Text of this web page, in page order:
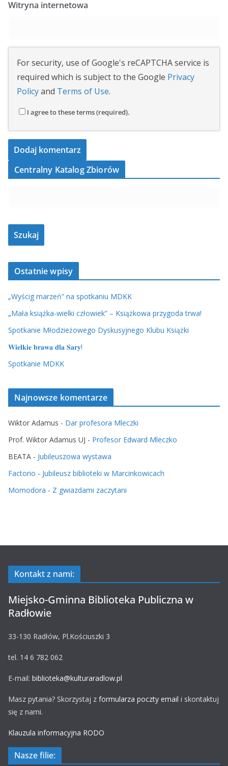
Witryna internetowa
For security, use of Google's reCAPTCHA service is
required which is subject to the Google Privacy
Policyand Terms of Use.
I agree to these terms (required).
Centralny Katalog Zbiorów
Ostatnie wpisy
„Wyścig marzeń” na spotkaniu MDKK
„Mała książka-wielki człowiek” – Książkowa przygoda trwa!
Spotkanie Młodzieżowego Dyskusyjnego Klubu Książki
𝐖𝐢𝐞𝐥𝐤𝐢𝐞 𝐛𝐫𝐚𝐰𝐚 𝐝𝐥𝐚 𝐒𝐚𝐫𝐲!
Spotkanie MDKK
Najnowsze komentarze
Wiktor Adamus - Dar profesora Mleczki
Prof. Wiktor Adamus UJ - Profesor Edward Mleczko
BEATA - Jubileuszowa wystawa
Factorio - Jubileusz biblioteki w Marcinkowicach
Momodora - Z gwiazdami zaczytani
Kontakt z nami:
Miejsko-Gminna Biblioteka Publiczna w
Radłowie
33-130 Radłów, Pl.Kościuszki 3
tel. 14 6 782 062
E-mail: biblioteka@kulturaradlow.pl
Masz pytania? Skorzystaj z formularza poczty email i skontaktuj
się z nami.
Klauzula informacyjna RODO
Nasze filie: